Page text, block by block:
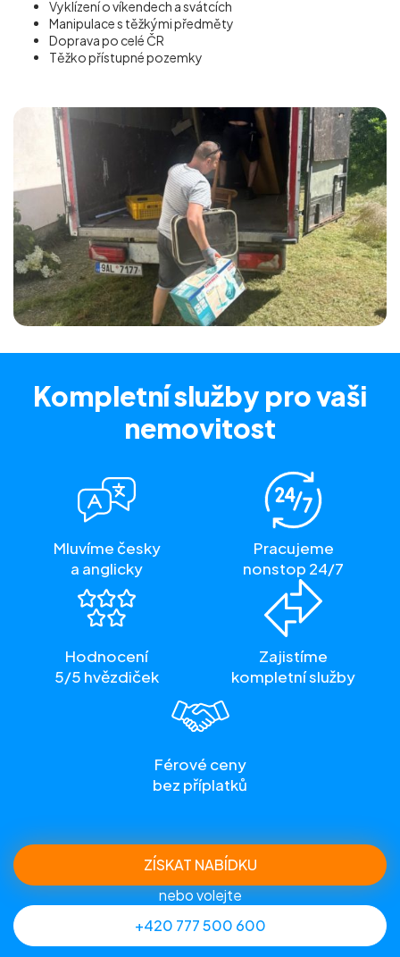
Vyklízení o víkendech a svátcích
Manipulace s těžkými předměty
Doprava po celé ČR
Těžko přístupné pozemky
Kompletní služby pro vaši
nemovitost
Mluvíme česky
a anglicky
Pracujeme
nonstop 24/7
Hodnocení
5/5 hvězdiček
Zajistíme
kompletní služby
Férové ceny
bez příplatků
ZÍSKAT NABÍDKU
nebo volejte
+420 777 500 600